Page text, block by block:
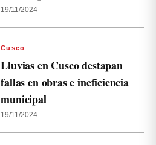
19/11/2024
Cusco
Lluvias en Cusco destapan
fallas en obras e ineficiencia
municipal
19/11/2024